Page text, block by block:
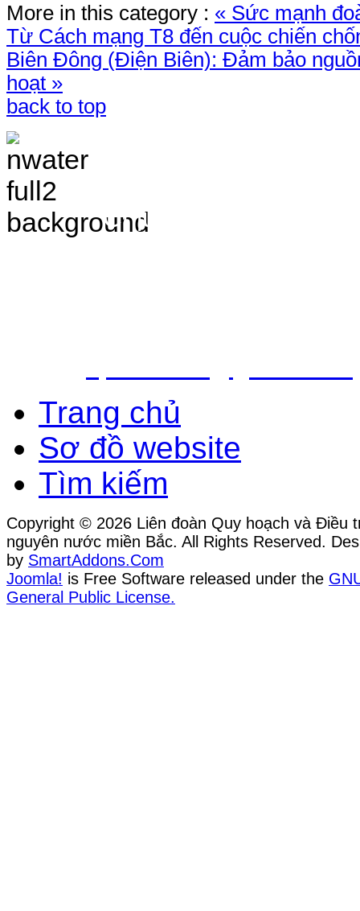
More in this category : « Sức mạnh
Từ Cách mạng T8 đến cuộc chiến
Biên Đông (Điện Biên): Đảm bảo
hoạt »
back to top
Chịu trách nhiệm nội
Trang chủ
Sơ đồ website
Tìm kiếm
Copyright © 2026 Liên đoàn Quy hoạch và Điều
nguyên nước miền Bắc. All Rights Reserved.
by SmartAddons.Com
Joomla! is Free Software released under the
General Public License.